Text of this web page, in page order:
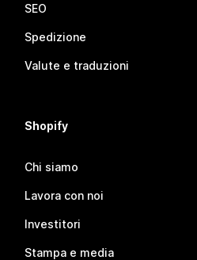
SEO
Spedizione
Valute e traduzioni
Shopify
Chi siamo
Lavora con noi
Investitori
Stampa e media